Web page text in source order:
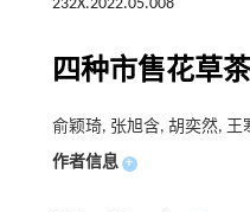
232X.2022.05.008
四种市售花草
俞颖琦, 张旭含, 胡奕然, 王
作者信息 +